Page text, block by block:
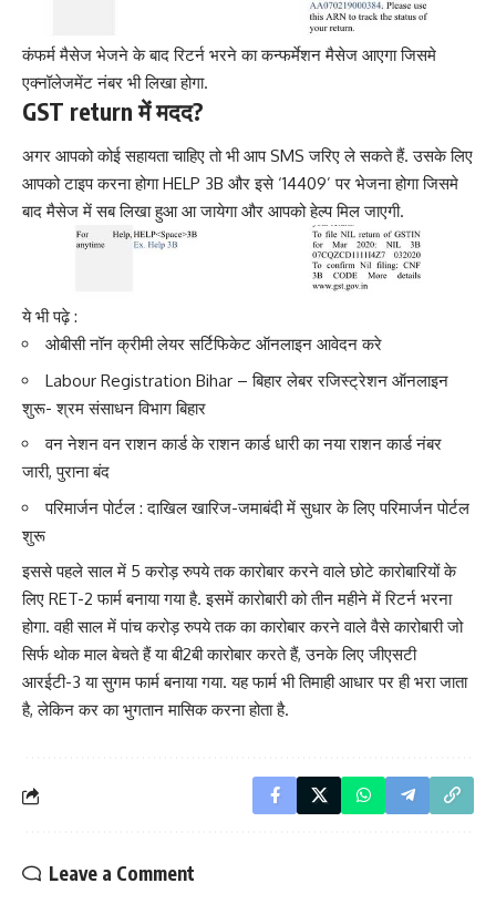
कंफर्म मैसेज भेजने के बाद रिटर्न भरने का कन्फर्मेशन मैसेज आएगा जिसमे
एक्नॉलेजमेंट नंबर भी लिखा होगा.
GST return में मदद?
अगर आपको कोई सहायता चाहिए तो भी आप SMS जरिए ले सकते हैं. उसके लिए
आपको टाइप करना होगा HELP 3B और इसे ‘14409’ पर भेजना होगा जिसमे
बाद मैसेज में सब लिखा हुआ आ जायेगा और आपको हेल्प मिल जाएगी.
ये भी पढ़े :
ओबीसी नॉन क्रीमी लेयर सर्टिफिकेट ऑनलाइन आवेदन करे
Labour Registration Bihar – बिहार लेबर रजिस्ट्रेशन ऑनलाइन
शुरू- श्रम संसाधन विभाग बिहार
वन नेशन वन राशन कार्ड के राशन कार्ड धारी का नया राशन कार्ड नंबर
जारी, पुराना बंद
परिमार्जन पोर्टल : दाखिल खारिज-जमाबंदी में सुधार के लिए परिमार्जन पोर्टल
शुरू
इससे पहले साल में 5 करोड़ रुपये तक कारोबार करने वाले छोटे कारोबारियों के
लिए RET-2 फार्म बनाया गया है. इसमें कारोबारी को तीन महीने में रिटर्न भरना
होगा. वही साल में पांच करोड़ रुपये तक का कारोबार करने वाले वैसे कारोबारी जो
सिर्फ थोक माल बेचते हैं या बी2बी कारोबार करते हैं, उनके लिए जीएसटी
आरईटी-3 या सुगम फार्म बनाया गया. यह फार्म भी तिमाही आधार पर ही भरा जाता
है, लेकिन कर का भुगतान मासिक करना होता है.
Leave a Comment